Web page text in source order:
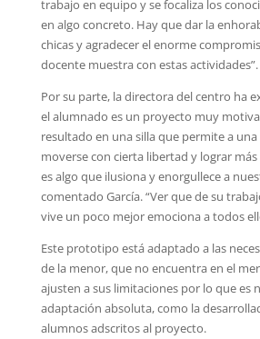
trabajo en equipo y se focaliza los
en algo concreto. Hay que dar la
chicas y agradecer el enorme
docente muestra con estas actividades”.
Por su parte, la directora del centro ha
el alumnado es un proyecto muy
resultado en una silla que permite a una
moverse con cierta libertad y lograr
es algo que ilusiona y enorgullece a
comentado García. “Ver que de su
vive un poco mejor emociona a todos
Este prototipo está adaptado a las
de la menor, que no encuentra en el
ajusten a sus limitaciones por lo que es
adaptación absoluta, como la
alumnos adscritos al proyecto.